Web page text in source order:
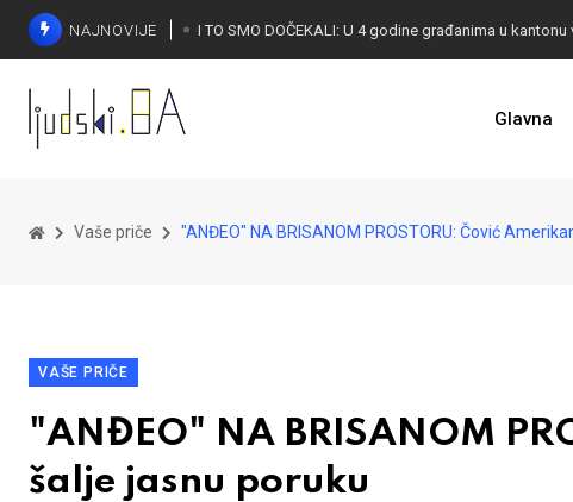
NAJNOVIJE
KONAKOVIĆ PALI ALARM: Otvoreno pismo UN-u
Glavna
Vaše priče "ANĐEO" NA BRISANOM PROSTORU: Čović
VAŠE PRIČE
"ANĐEO" NA BRISANOM
šalje jasnu poruku